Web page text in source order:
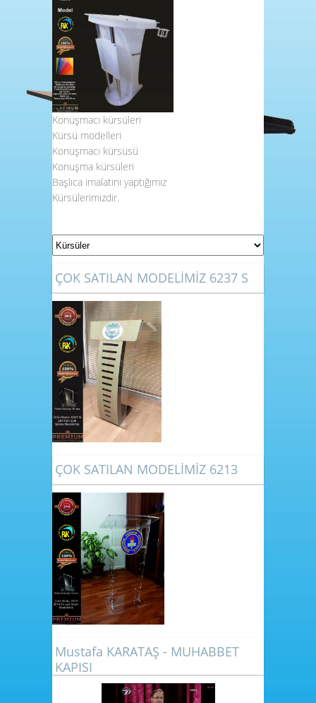
Konuşmacı kürsüleri
Kürsü modelleri
Konuşmacı kürsüsü
Konuşma kürsüleri
Başlıca imalatını yaptığımız
Kürsülerimizdir.
ÇOK SATILAN MODELİMİZ 6237 S
ÇOK SATILAN MODELİMİZ 6213
Mustafa KARATAŞ - MUHABBET
KAPISI